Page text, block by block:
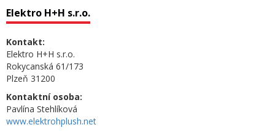
Elektro H+H s.r.o.
Kontakt:
Elektro H+H s.r.o.
Rokycanská 61/173
Plzeň 31200
Kontaktní osoba:
Pavlína Stehlíková
www.elektrohplush.net